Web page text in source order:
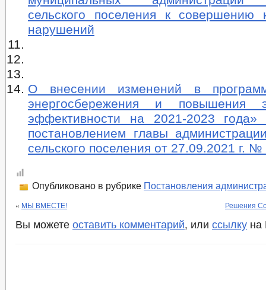
сельского поселения к совершению
нарушений
О внесении изменений в
энергосбережения и повышения
эффективности на 2021-2023 года»
постановлением главы
сельского поселения от 27.09.2021 г. №
Опубликовано в рубрике Постановления
« МЫ ВМЕСТЕ! Решения
Вы можете оставить комментарий, или ссылку на